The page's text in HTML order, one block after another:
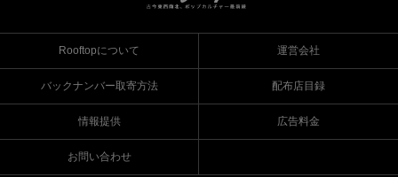
Rooftopについて 運営会社
バックナンバー取寄方法 配布店目録
情報提供 広告料金
お問い合わせ